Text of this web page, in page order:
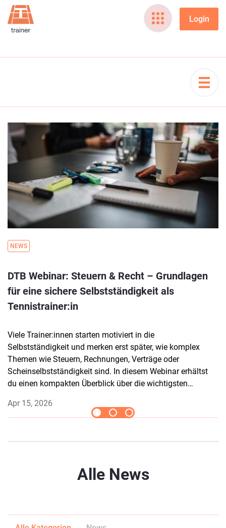
NEWS
DTB Webinar: Steuern & Recht – Grundlagen
für eine sichere Selbstständigkeit als
Tennistrainer:in
Viele Trainer:innen starten motiviert in die
Selbstständigkeit und merken erst später, wie komplex
Themen wie Steuern, Rechnungen, Verträge oder
Scheinselbstständigkeit sind. In diesem Webinar erhältst
du einen kompakten Überblick über die wichtigsten
Tennistrainer:innen. So kannst du deine Tätigkeit gut
strukturiert, rechtssicher und zukunftsfähig aufstellen
Apr 15, 2026
Jump to slide #
Jump to slide #Jump to slide #
Alle News